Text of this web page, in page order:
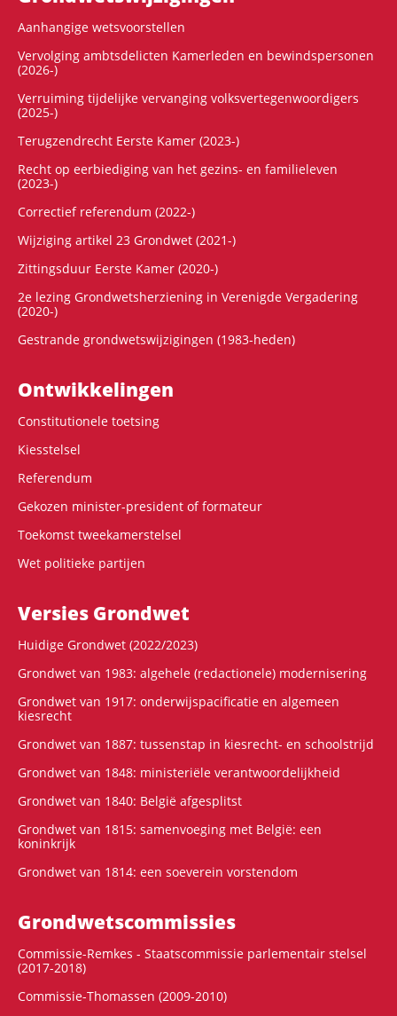
Aanhangige wetsvoorstellen
Vervolging ambtsdelicten Kamerleden en bewindspersonen
(2026-)
Verruiming tijdelijke vervanging volksvertegenwoordigers
(2025-)
Terugzendrecht Eerste Kamer (2023-)
Recht op eerbiediging van het gezins- en familieleven
(2023-)
Correctief referendum (2022-)
Wijziging artikel 23 Grondwet (2021-)
Zittingsduur Eerste Kamer (2020-)
2e lezing Grondwetsherziening in Verenigde Vergadering
(2020-)
Gestrande grondwetswijzigingen (1983-heden)
Ontwikke­lingen
Constitutionele toetsing
Kiesstelsel
Referendum
Gekozen minister-president of formateur
Toekomst tweekamerstelsel
Wet politieke partijen
Versies Grondwet
Huidige Grondwet (2022/2023)
Grondwet van 1983: algehele (redactionele) modernisering
Grondwet van 1917: onderwijspacificatie en algemeen
kiesrecht
Grondwet van 1887: tussenstap in kiesrecht- en schoolstrijd
Grondwet van 1848: ministeriële verantwoordelijkheid
Grondwet van 1840: België afgesplitst
Grondwet van 1815: samenvoeging met België: een
koninkrijk
Grondwet van 1814: een soeverein vorstendom
Grondwets­commissies
Commissie-Remkes - Staatscommissie parlementair stelsel
(2017-2018)
Commissie-Thomassen (2009-2010)